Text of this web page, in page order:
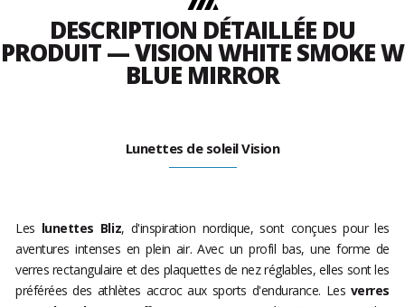
DESCRIPTION DÉTAILLÉE DU
PRODUIT — VISION WHITE SMOKE W
BLUE MIRROR
Lunettes de soleil Vision
Les lunettes Bliz, d'inspiration nordique, sont conçues pour les
aventures intenses en plein air. Avec un profil bas, une forme de
verres rectangulaire et des plaquettes de nez réglables, elles sont les
préférées des athlètes accroc aux sports d'endurance. Les verres